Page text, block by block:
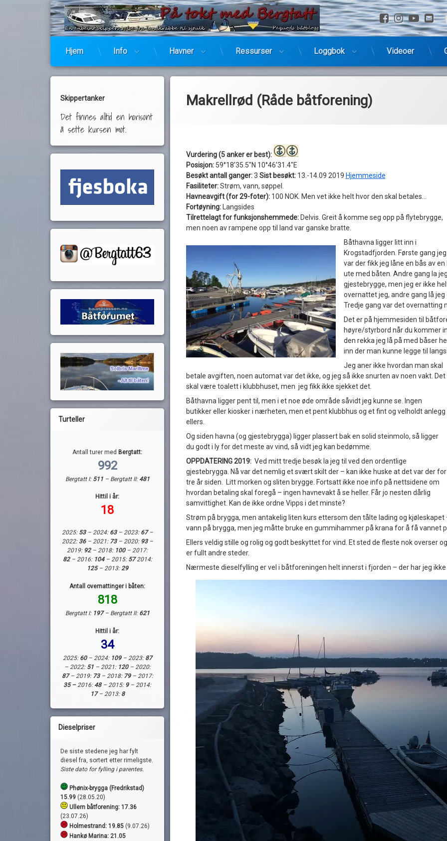
FacebookE-
Hjem Info Havner Ressurser Loggbok Videoer
Makrellrød (Råde båtforening)
Vurdering (5 anker er best):
Posisjon:59°18’35.5″N 10°46’31.4″E
Besøkt antall ganger:3 Sist besøkt:13.-14.09 2019 Hjemmeside
Fasiliteter:Strøm, vann, søppel.
Havneavgift (for 29-foter):100 NOK. Men vet ikke helt hvor den skal betales…
Fortøyning:Langsides
Tilrettelagt for funksjonshemmede:Delvis. Greit å komme seg opp på flytebrygge,
men noen av rampene opp til land var ganske bratte.
Båthavna ligger litt inn i
Krogstadfjorden. Første gang jeg
var der fikk jeg låne en bås av
ute med båten. Andre gang la
gjestebrygge, men jeg er ikke
overnattet jeg, andre gang lå
Tredje gang var det overnatting
Det er på hjemmesiden til
høyre/styrbord når du kommer
den rekka jeg lå på med båser
inn der man kunne legge til
Jeg aner ikke hvordan man skal
betale avgiften, noen automat var det ikke, og jeg så ikke snurten av noen vakt. Det
skal være toalett i klubbhuset, men jeg fikk ikke sjekket det.
Båthavna ligger pent til, men i et noe øde område såvidt jeg kunne se. Ingen
butikker eller kiosker i nærheten, men et pent klubbhus og et fint og velholdt anlegg
ellers.
Og siden havna (og gjestebrygga) ligger plassert bak en solid steinmolo, så ligger
du godt i ly for det meste av vind, så vidt jeg kan bedømme.
OPPDATERING 2019: Ved mitt tredje besøk la jeg til ved den ordentlige
gjestebrygga. Nå var det nemlig et svært skilt der – kan ikke huske at det var der for
tre år siden. Litt morken og sliten brygge. Fortsatt ikke noe info på nettsidene om
hvordan betaling skal foregå – ingen havnevakt å se heller. Får jo nesten dårlig
samvittighet. Kan de ikke ordne Vipps i det minste?
Strøm på brygga, men antakelig liten kurs ettersom den tålte lading og
vann på brygga, men jeg måtte bruke en gummihammer på krana for å få vannet
Ellers veldig stille og rolig og godt beskyttet for vind. Et sted de fleste nok overser
er fullt andre steder.
Nærmeste dieselfylling er vel i båtforeningen helt innerst i fjorden – der har jeg
Skippertanker
Det finnes alltid en horisont
å sette kursen mot.
Turteller
Antall turer med Bergtatt:
992
Bergtatt I: 511 – Bergtatt II:481
Hittil i år:
18
2025: 53– 2024:63– 2023: 67–
2022: 36– 2021: 73– 2020: 93–
2019: 92– 2018: 100 – 2017:
82– 2016: 104– 2015: 572014:
125– 2013:29
Antall overnattinger i båten:
818
Bergtatt I: 197– Bergtatt II: 621
Hittil i år:
34
2025: 60– 2024: 109– 2023: 87
– 2022: 51– 2021: 120– 2020:
87– 2019: 73– 2018: 79– 2017:
35 –2016:48– 2015: 9 – 2014:
17– 2013: 8
Dieselpriser
De siste stedene jeg har fylt
diesel fra, sortert etter rimeligste.
Siste dato for fylling i parentes.
Phønix-brygga (Fredrikstad)
15.99 (28.05.20)
Ullern båtforening: 17.36
(23.07.26)
Holmestrand: 19.85(9.07.26)
Hankø Marina: 21.05